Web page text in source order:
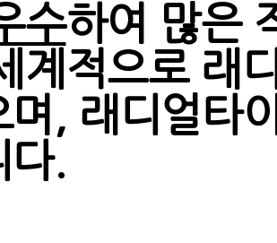
수하여 많은
계적으로 래
며, 래디얼타
다.